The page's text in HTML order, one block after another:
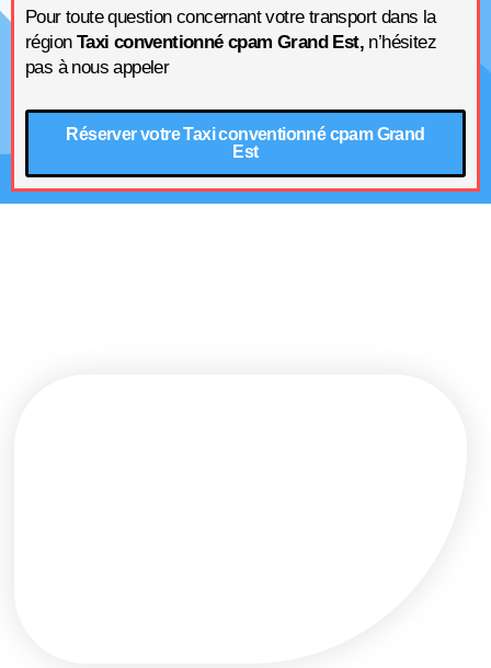
Pour toute question concernant votre transport dans la
région Taxi conventionné cpam Grand Est, n’hésitez
pas à nous appeler
Réserver votre Taxi conventionné cpam Grand
Est